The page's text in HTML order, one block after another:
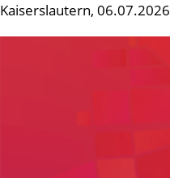
Kaiserslautern, 06.07.2026